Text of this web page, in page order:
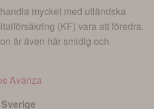
mycket med utländska
(KF) vara att föredra.
är även här smidig och
Avanza